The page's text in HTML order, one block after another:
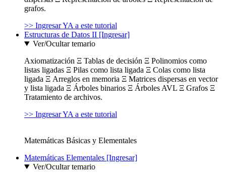
grafos.
>> Ingresar YA a este tutorial
Estructuras de Datos II [Ingresar]
Ver/Ocultar temario
Axiomatización Ξ Tablas de decisión Ξ Polinomios como
listas ligadas Ξ Pilas como lista ligada Ξ Colas como lista
ligada Ξ Arreglos en memoria Ξ Matrices dispersas en vector
y lista ligada Ξ Árboles binarios Ξ Árboles AVL Ξ Grafos Ξ
Tratamiento de archivos.
>> Ingresar YA a este tutorial
Matemáticas Básicas y Elementales
Matemáticas Elementales [Ingresar]
Ver/Ocultar temario